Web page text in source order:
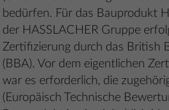
bedürfen. Für das Bauprodukt
der HASSLACHER Gruppe
Zertifizierung durch das British
(BBA). Vor dem eigentlichen
war es erforderlich, die
(Europäisch Technische